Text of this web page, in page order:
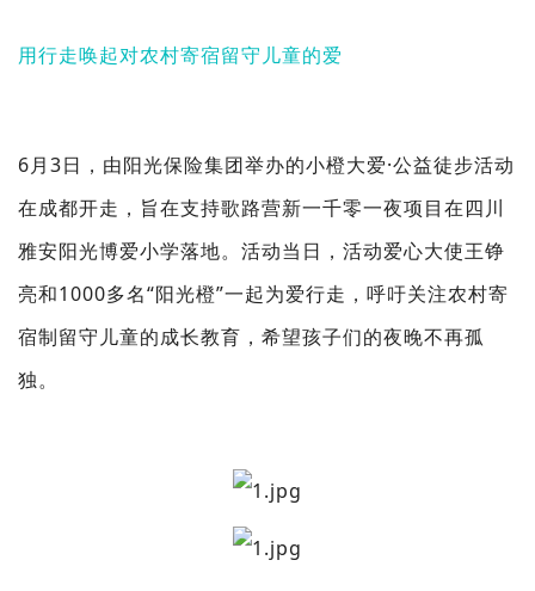
用行走唤起对农村寄宿留守儿童的爱
6月3日，由阳光保险集团举办的小橙大爱·公益徒步活动
在成都开走，旨在支持歌路营新一千零一夜项目在四川
雅安阳光博爱小学落地。活动当日，活动爱心大使王铮
亮和1000多名“阳光橙”一起为爱行走，呼吁关注农村寄
宿制留守儿童的成长教育，希望孩子们的夜晚不再孤
独。